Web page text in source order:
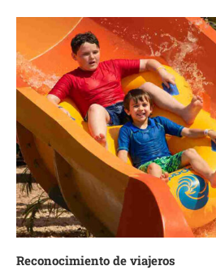
Reconocimiento de viajeros